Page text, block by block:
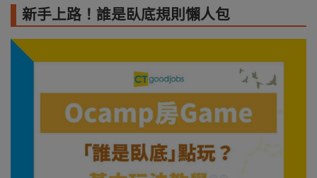
新手上路！誰是臥底規則懶人包